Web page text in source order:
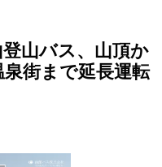
登山バス、山頂か
街まで延長運転